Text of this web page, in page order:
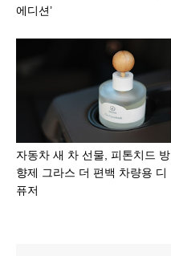
에디션’
자동차 새 차 선물, 피톤치드 방
향제 그라스 더 편백 차량용 디
퓨저